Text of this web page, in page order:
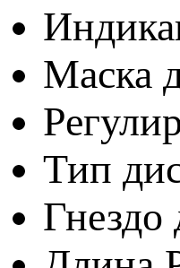
Маска
Тип